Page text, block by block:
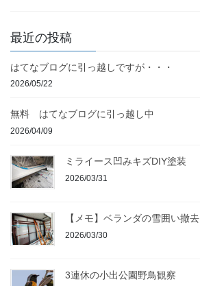
最近の投稿
はてなブログに引っ越しですが・・・
2026/05/22
無料 はてなブログに引っ越し中
2026/04/09
ミライース凹みキズDIY塗装
2026/03/31
【メモ】ベランダの雪囲い撤去
2026/03/30
3連休の小出公園野鳥観察